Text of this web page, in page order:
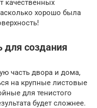
качественных
хорошо была
для создания
часть двора и дома,
на крупные листовые
для тенистого
будет сложнее.